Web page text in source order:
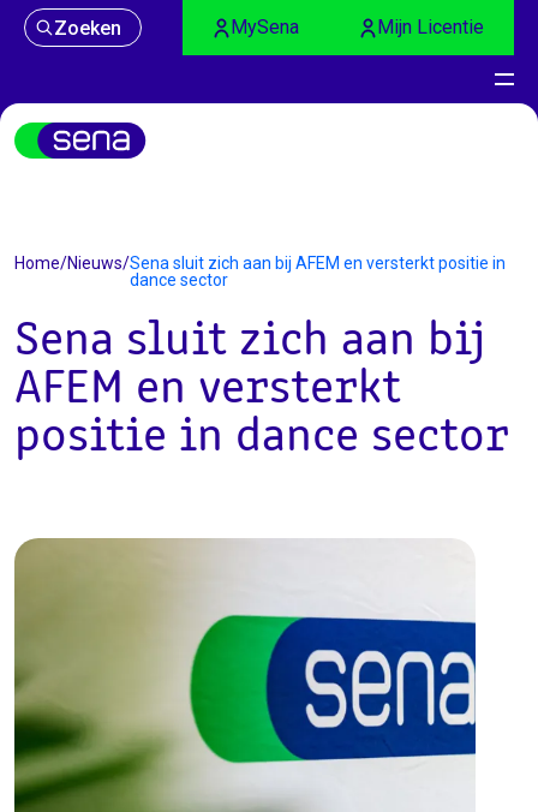
Zoeken MySena Mijn Licentie
Home/Nieuws/Sena sluit zich aan bij AFEM en versterkt positie in
dance sector
Sena sluit zich aan bij
AFEM en versterkt
positie in dance sector